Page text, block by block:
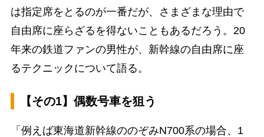
は指定席をとるのが一番だが、さまざまな理由で
自由席に座らざるを得ないこともあるだろう。20
年来の鉄道ファンの男性が、新幹線の自由席に座
るテクニックについて語る。
【その1】偶数号車を狙う
「例えば東海道新幹線ののぞみN700系の場合、1